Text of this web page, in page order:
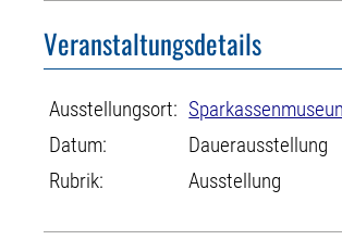
Veranstaltungsdetails
Ausstellungsort:
Datum:
Dauerausstellung
Rubrik:
Ausstellung